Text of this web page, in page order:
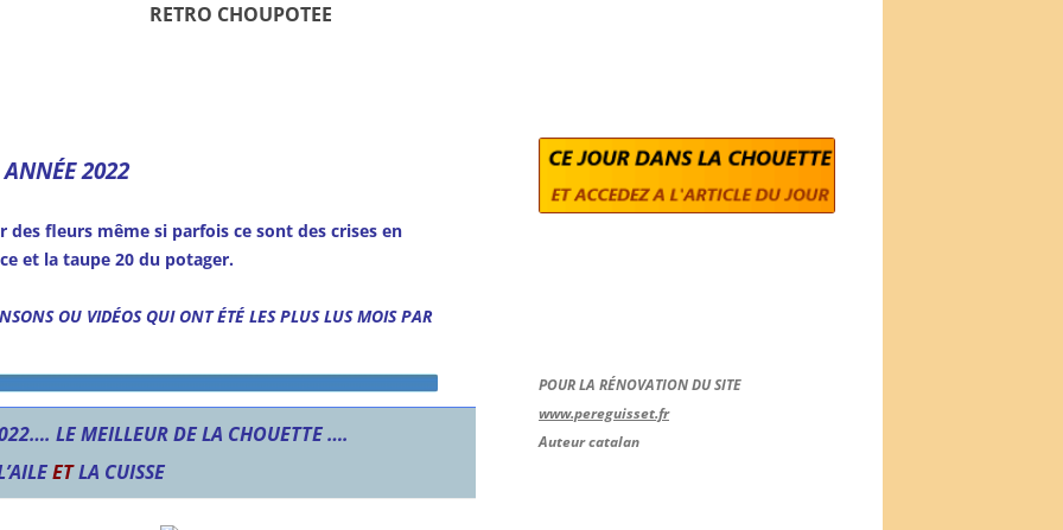
RETRO CHOUPOTEE
ANNÉE 2022
des fleurs même si parfois ce sont des crises en
et la taupe 20 du potager.
OU VIDÉOS QUI ONT ÉTÉ LES PLUS LUS MOIS PAR
LE MEILLEUR DE LA CHOUETTE ….
ETLA CUISSE
POUR LA RÉNOVATION DU SITE
www.pereguisset.fr
Auteur catalan